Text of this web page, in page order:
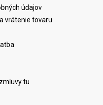
údajov
vrátenie tovaru
tu